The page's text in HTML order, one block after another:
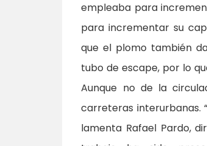
empleaba para
para incrementar su
que el plomo también
tubo de escape, por lo
Aunque no de la
carreteras interurbanas.
lamenta Rafael Pardo,